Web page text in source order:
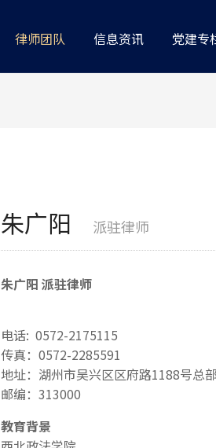
律师团队 信息资讯 党建专
朱广阳 派驻律师
朱广阳 派驻律师
电话: 0572-2175115
传真：0572-2285591
地址：湖州市吴兴区区府路1188号总
邮编：313000
教育背景